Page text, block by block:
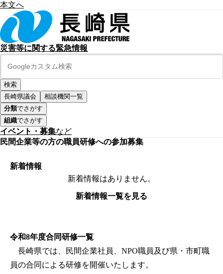
本文へ
災害等に関する緊急情報
長崎県議会
相談機関一覧
分類でさがす
組織でさがす
イベント・募集など
民間企業等の方の職員研修への参加募集
新着情報
新着情報はありません。
新着情報一覧を見る
令和8年度合同研修一覧
長崎県では、民間企業社員、NPO職員及び県・市町職
員の合同による研修を開催いたします。